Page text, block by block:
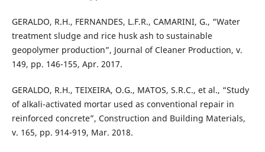
GERALDO, R.H., FERNANDES, L.F.R., CAMARINI, G., “Water
treatment sludge and rice husk ash to sustainable
geopolymer production”, Journal of Cleaner Production, v.
149, pp. 146-155, Apr. 2017.
GERALDO, R.H., TEIXEIRA, O.G., MATOS, S.R.C., et al., “Study
of alkali-activated mortar used as conventional repair in
reinforced concrete”, Construction and Building Materials,
v. 165, pp. 914-919, Mar. 2018.